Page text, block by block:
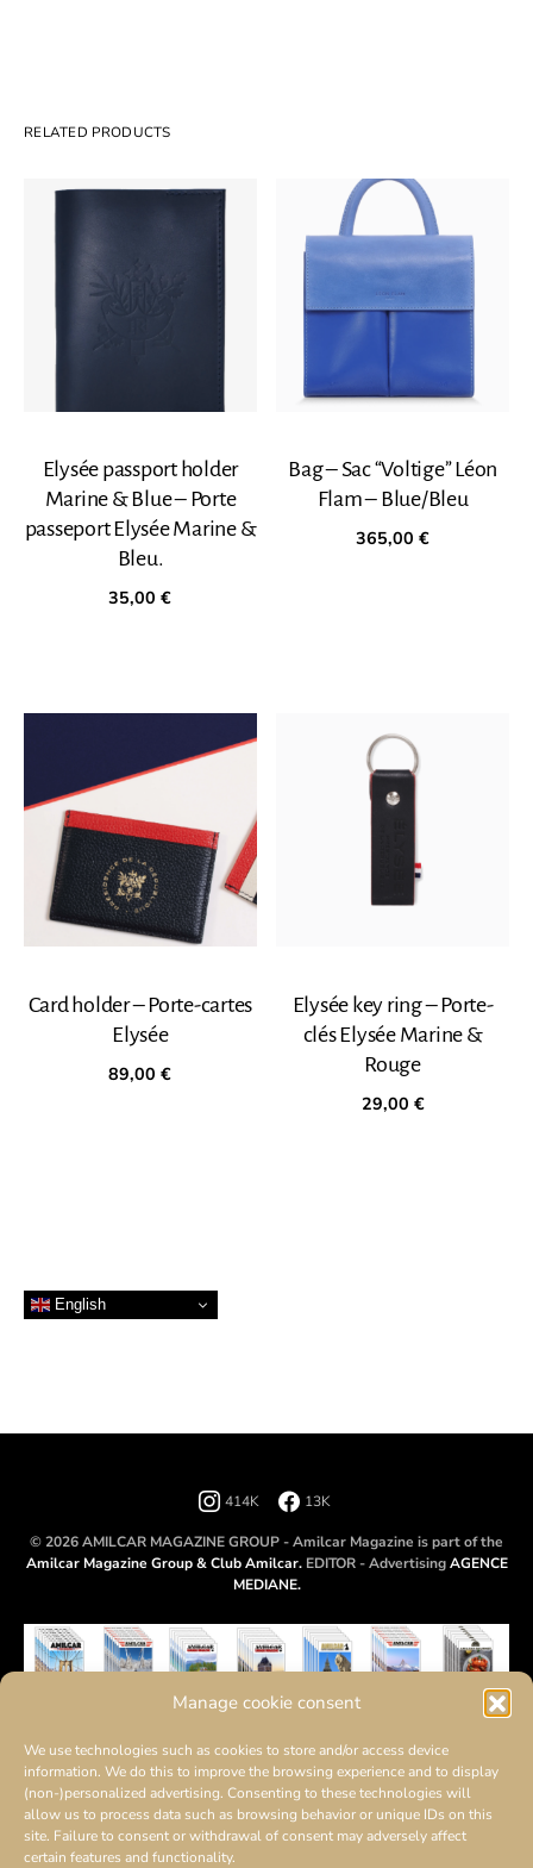
Manage cookie consent
We use technologies such as cookies to store and/or access device
information. We do this to improve the browsing experience and to display
(non-)personalized advertising. Consenting to these technologies will
allow us to process data such as browsing behavior or unique IDs on this
site. Failure to consent or withdrawal of consent may adversely affect
certain features and functionality.
RELATED PRODUCTS
Elysée passport holder
Marine & Blue – Porte
passeport Elysée Marine &
Bleu.
35,00€
Bag – Sac “Voltige” Léon
Flam – Blue/Bleu
365,00€
Card holder – Porte-cartes
Elysée
89,00€
Elysée key ring – Porte-
clés Elysée Marine &
Rouge
29,00 €
English
414K 13K
© 2026 AMILCAR MAGAZINE GROUP - Amilcar Magazine is part of the
Amilcar Magazine Group & Club Amilcar.EDITOR - AdvertisingAGENCE
MEDIANE.